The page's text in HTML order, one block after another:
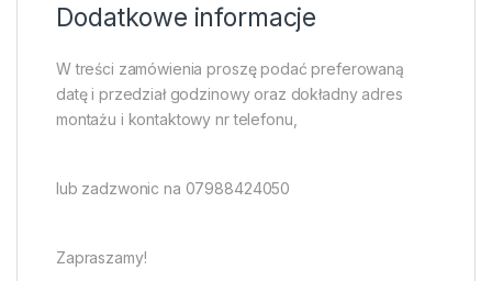
Dodatkowe informacje
W treści zamówienia proszę podać preferowaną
datę i przedział godzinowy oraz dokładny adres
montażu i kontaktowy nr telefonu,
lub zadzwonic na 07988424050
Zapraszamy!